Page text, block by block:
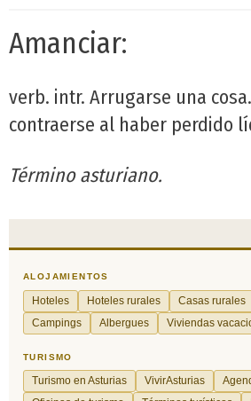
Amanciar:
verb. intr. Arrugarse una
contraerse al haber perdido
Término asturiano.